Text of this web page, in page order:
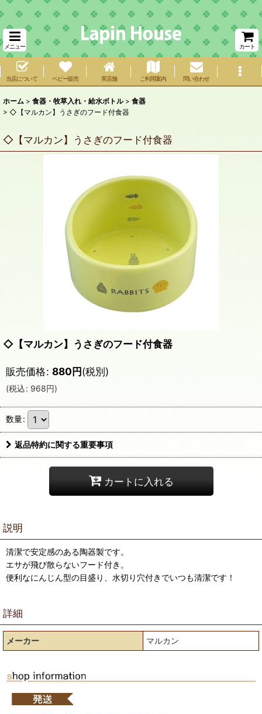
メニュー カート
当店について ベビー販売 実店舗 ご利用案内 問い合わせ
ホーム > 食器・牧草入れ・給水ボトル > 食器
> ◇【マルカン】うさぎのフード付食器
◇【マルカン】うさぎのフード付食器
◇【マルカン】うさぎのフード付食器
販売価格: 880円(税別)
(税込: 968円)
数量:
返品特約に関する重要事項
カートに入れる
説明
清潔で安定感のある陶器製です。
エサが飛び散らないフード付き。
便利なにんじん型の目盛り、水切り穴付きでいつも清潔です！
詳細
メーカー マルカン